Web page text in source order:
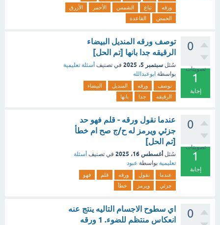
ورقه
تباع الشمس الأحمر
الأزرق
الحمض
القاعدة
0
تصويتات
1
إجابة
توصف ورقه المنديل البيضاء
الرقيقه جدا بانها [تم الحل]
سُئل سبتمبر 5، 2025 في تصنيف أسئلة تعليمية
بواسطة ابوعبدالله
توصف ورقه المنديل
البيضاء
الرقيقه
جدا بانها
0
تصويتات
1
إجابة
عندما نقول ورقه - قلم فهو حد
جزئي ويرمز له ح/ج صح ام خطأ
[تم الحل]
سُئل أغسطس 16، 2025 في تصنيف أسئلة
تعليمية بواسطة عبود
عندما نقول ورقه قلم
فهو
جزئي
ويرمز خطأ
0
اي سطوح الاجسام التاليه ينتج عنه
انعكاس منتظم للضوء. 1 ورقه